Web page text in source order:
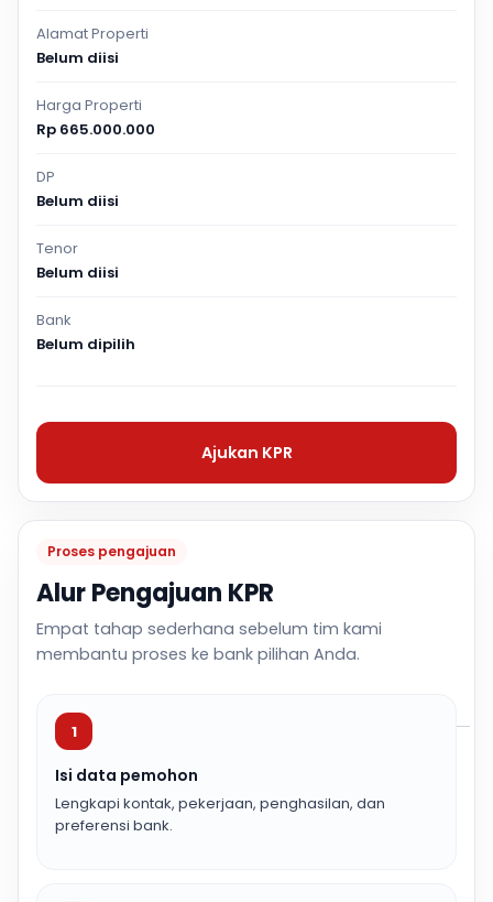
Proses pengajuan
Alur Pengajuan KPR
Empat tahap sederhana sebelum tim kami
membantu proses ke bank pilihan Anda.
1
Isi data pemohon
Lengkapi kontak, pekerjaan, penghasilan, dan
preferensi bank.
Alamat Properti
Belum diisi
Harga Properti
Rp 665.000.000
DP
Belum diisi
Tenor
Belum diisi
Bank
Belum dipilih
Ajukan KPR